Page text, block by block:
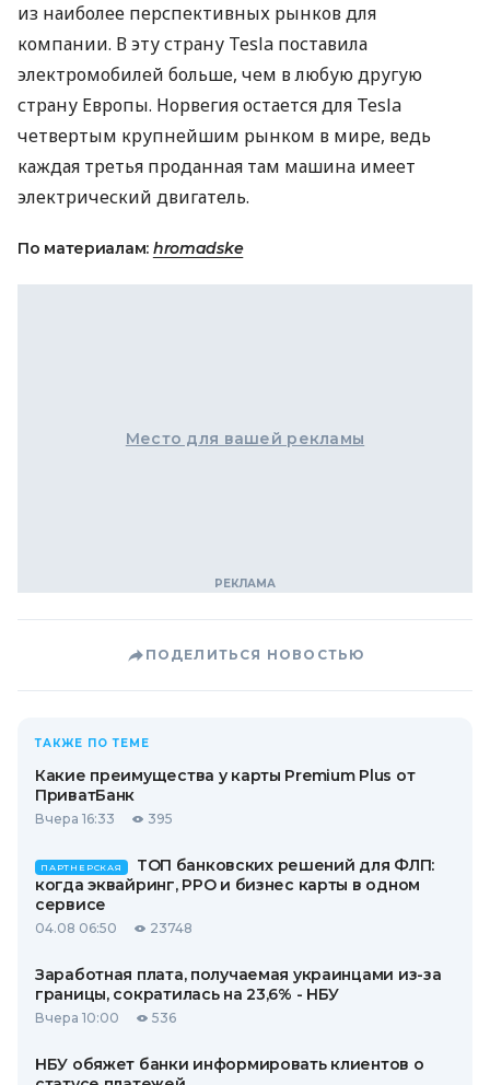
из наиболее перспективных рынков для
компании. В эту страну Tesla поставила
электромобилей больше, чем в любую другую
страну Европы. Норвегия остается для Tesla
четвертым крупнейшим рынком в мире, ведь
каждая третья проданная там машина имеет
электрический двигатель.
По материалам: hromadske
Место для вашей рекламы
ПОДЕЛИТЬСЯ НОВОСТЬЮ
ТАКЖЕ ПО ТЕМЕ
Какие преимущества у карты Premium Plus от
ПриватБанк
Вчера 16:33 395
ПАРТНЕРСКАЯ
ТОП банковских решений для ФЛП:
когда эквайринг, РРО и бизнес карты в одном
сервисе
04.08 06:50 23748
Заработная плата, получаемая украинцами из-за
границы, сократилась на 23,6% - НБУ
Вчера 10:00 536
НБУ обяжет банки информировать клиентов о